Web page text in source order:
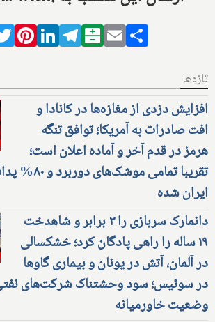
TwitterPinterestLinkedIn
Telegram
Balatarin
Email
تازه‌ها
افزایش دزدی از مغازه‌ها در کانادا و
افت صادرات به آمریکا؛ توافق تنگه
هرمز در قدم آخر و آماده اعلان است؛
تقریبا تمامی
ایران شده
دانمارک سربازی را ۳ برابر و شاهدخت
۱۹ ساله را راهی پادگان کرد؛ خشکسالی
در آلمان، آتش در یونان و بیماری گاوها
در سوئیس؛ سود وحشتناک شرکت‌های نفتی
وضعیت خاورمیانه